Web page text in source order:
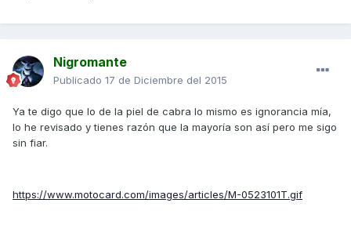
Nigromante
Publicado 17 de Diciembre del 2015
Ya te digo que lo de la piel de cabra lo mismo es ignorancia mía,
lo he revisado y tienes razón que la mayoría son así pero me sigo
sin fiar.
https://www.motocard.com/images/articles/M-0523101T.gif